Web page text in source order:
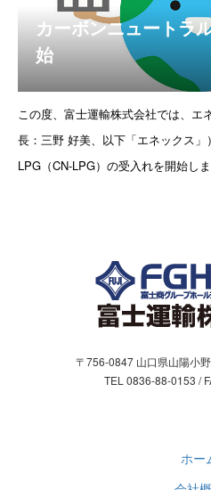
先輩社員の声
お問合わせ
お問い合わせフォーム
カーボンニュートラ
始
この度、富士運輸株式会社では、エ
長：三野 好美、以下「エネックス
LPG（CN-LPG）の受入れを開始し
〒756-0847 山口県山陽小
TEL 0836-88-0153 /
ホー